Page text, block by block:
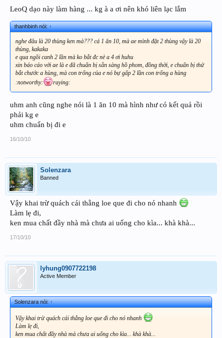
LeoQ dạo này làm hàng ... kg à a ơi nên khó liên lạc lắm
thanhbinh nói:↑
nghe đâu là 20 thùng ken mà??? cá 1 ăn 10, mà ae mình đặt 2 thùng vậy là 20
thùng, kakaka
e qua ngồi canh 2 lần mà ko bắt đc nè a 4 ơi huhu
xin báo cáo với ae là e đã chuẩn bị sẵn sàng hồ phom, đồng thời, e chuẩn bị thử
bắt chước a hùng, mà con trống của e nó bự gấp 2 lần con trống a hùng
:notworthy:
raying:
uhm anh cũng nghe nói là 1 ăn 10 mà hình như có kết quả rồi
phải kg e
uhm chuẩn bị đi e
16/10/10
Solenzara
Banned
Vậy khai trừ quách cái thằng loe que đi cho nó nhanh
Làm lẹ đi,
ken mua chất đầy nhà mà chưa ai uống cho kìa... khà khà...
17/10/10
lyhung0907722198
Active Member
Solenzara nói:↑
Vậy khai trừ quách cái thằng loe que đi cho nó nhanh
Làm lẹ đi,
ken mua chất đầy nhà mà chưa ai uống cho kìa... khà khà...